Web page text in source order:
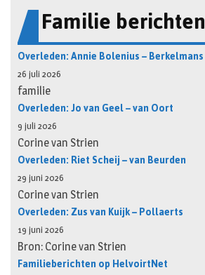
Familie berichten
Overleden: Annie Bolenius – Berkelmans
26 juli 2026
familie
Overleden: Jo van Geel – van Oort
9 juli 2026
Corine van Strien
Overleden: Riet Scheij – van Beurden
29 juni 2026
Corine van Strien
Overleden: Zus van Kuijk – Pollaerts
19 juni 2026
Bron: Corine van Strien
Familieberichten op HelvoirtNet